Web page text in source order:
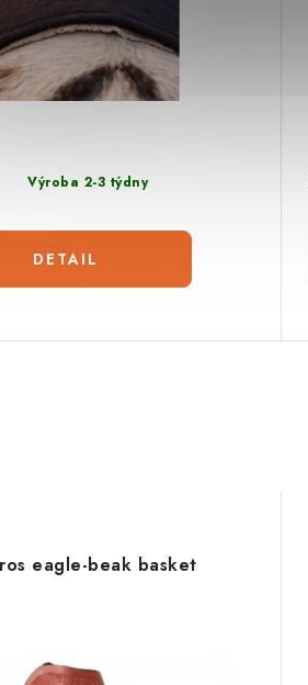
Výroba 2-3 týdny
eagle-beak basket